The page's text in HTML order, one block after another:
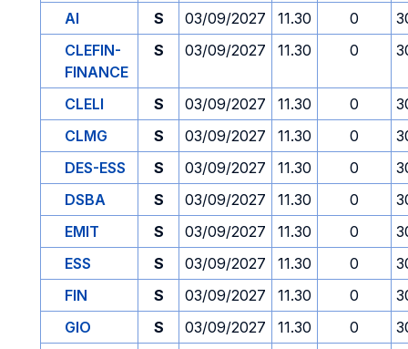
AI
S 03/09/2027 11.30 0
CLEFIN-
FINANCE
S 03/09/2027 11.30 0
CLELI S 03/09/2027 11.30 0
CLMG
S 03/09/2027 11.30 0
DES-ESS
S 03/09/2027 11.30 0
DSBA
S 03/09/2027 11.30 0
EMIT
S 03/09/2027 11.30 0
ESS
S 03/09/2027 11.30 0
FIN
S 03/09/2027 11.30 0
GIO
S 03/09/2027 11.30 0